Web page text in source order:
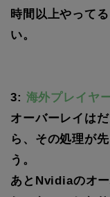
時間以上やって
い。
3: 海外プレイヤ
オーバーレイは
ら、その処理が
う。
あとNvidiaのオ